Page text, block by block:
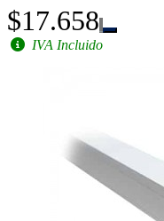
$17.658
IVA Incluido